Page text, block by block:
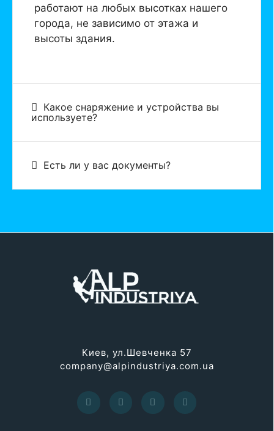
работают на любых высотках нашего
города, не зависимо от этажа и
высоты здания.
Какое снаряжение и устройства вы
используете?
Есть ли у вас документы?
Киев, ул.Шевченка 57
company@alpindustriya.com.ua